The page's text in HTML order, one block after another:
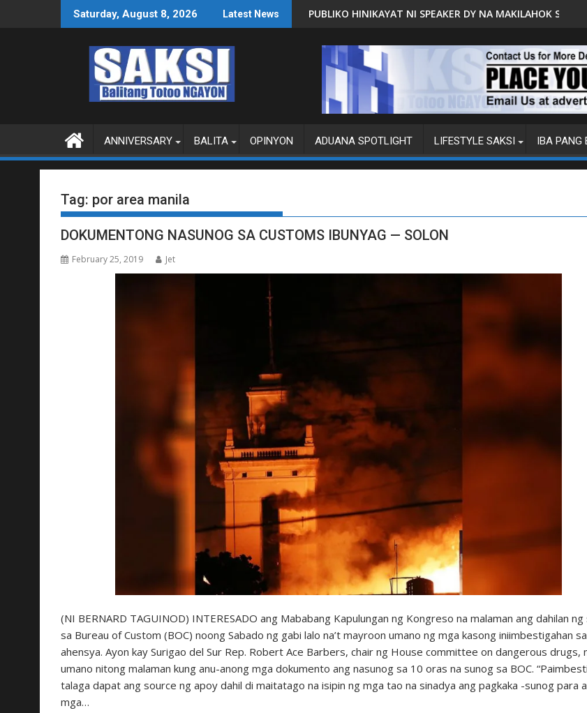
Saturday, August 8, 2026 Latest News
SA WPS O MAGBITIW
KONGRESO NA SUSPENDIHIN IMPLEMENTASYON NG RPVARAPUBLIKO HINIKAYAT NI SPEAKER DY NA MAKILAHOK SA PAGBUO NG MGA BATAS
MALACAÑANG
ANNIVERSARY BALITA OPINYON ADUANA SPOTLIGHT LIFESTYLE SAKSI IBA
Tag: por area manila
DOKUMENTONG NASUNOG SA CUSTOMS IBUNYAG — SOLON
February 25, 2019 Jet
(NI BERNARD TAGUINOD) INTERESADO ang Mababang Kapulungan ng Kongreso na malaman ang dahilan
sa Bureau of Custom (BOC) noong Sabado ng gabi lalo na’t mayroon umano ng mga kasong iniimbestigahan sa
ahensya. Ayon kay Surigao del Sur Rep. Robert Ace Barbers, chair ng House committee on dangerous drugs,
umano nitong malaman kung anu-anong mga dokumento ang nasunog sa 10 oras na sunog sa BOC.
talaga dapat ang source ng apoy dahil di maitatago na isipin ng mga tao na sinadya ang pagkaka -sunog para
mga…